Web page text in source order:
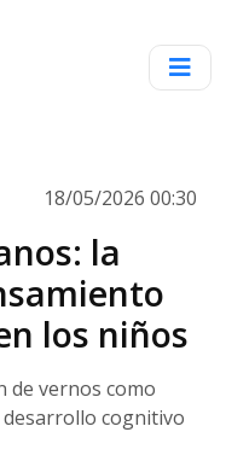
18/05/2026 00:30
la
los niños
de vernos como
cognitivo